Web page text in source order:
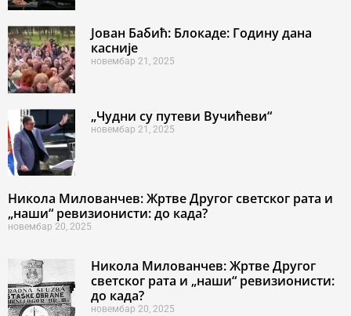
Јован Бабић: Блокаде: Годину дана
касније
новембар 21, 2025
„Чудни су путеви Вучићеви“
новембар 21, 2025
Никола Милованчев: Жртве Другог светског рата и
„наши“ ревизионисти: до када?
новембар 20, 2025
Никола Милованчев: Жртве Другог
светског рата и „наши“ ревизионисти:
до када?
новембар 20, 2025